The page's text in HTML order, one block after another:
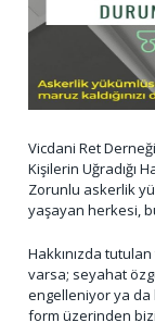
Vicdani Ret
Kişilerin Uğradığı
Zorunlu askerlik
yaşayan herkesi,
Hakkınızda
varsa; seyahat
engelleniyor ya da
form üzerinden